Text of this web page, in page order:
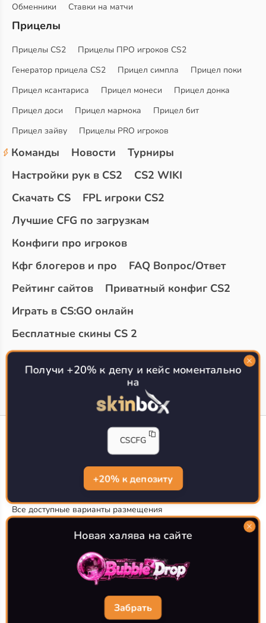
Обменники
Ставки на матчи
Прицелы
Прицелы CS2
Прицелы ПРО игроков CS2
Генератор прицела CS2
Прицел симпла
Прицел поки
Прицел ксантариса
Прицел монеси
Прицел донка
Прицел доси
Прицел мармока
Прицел бит
Прицел зайву
Прицелы PRO игроков
Команды Новости
Турниры
Настройки рук в CS2
CS2 WIKI
Скачать CS
FPL игроки CS2
Лучшие CFG по загрузкам
Конфиги про игроков
Кфг блогеров и про
FAQ Вопрос/Ответ
Рейтинг сайтов
Приватный конфиг CS2
Играть в CS:GO онлайн
Бесплатные скины CS 2
Топ сайтов с халявой КС 2
О проекте
CS-CONFIG.com © 2020-2026 г.
Политика конфиденциальности
РЕКЛАМА НА САЙТЕ
Все доступные варианты размещения
Согласие на обработку данных
О CS-CONFIG.COM
CFG pro CS 2 - именно это мы и размещаем на нашем
проекте, иными словами мы предоставляем пользователям
конфиги про игроков кс2. Также вы сможете
самостоятельно поделиться своими настройками с другими
WebZapusk.ru
Получи +20% к депу и кейс моментально
на
CSCFG
+20% к депозиту
Новая халява на сайте
Забрать